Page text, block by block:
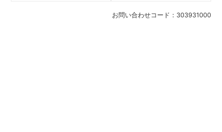
お問い合わせコード： 303931000